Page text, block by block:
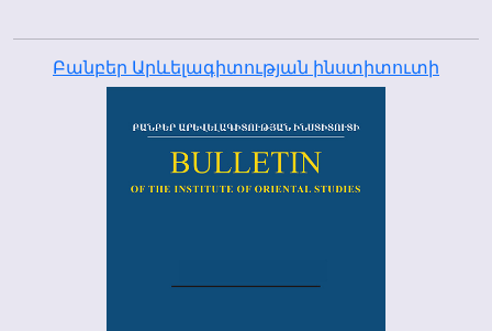
Բանբեր Արևելագիտության ինստիտուտի